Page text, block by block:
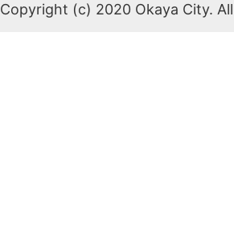
Copyright (c) 2020 Okaya City.